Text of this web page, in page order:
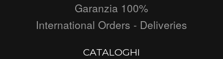
Garanzia 100%
International Orders - Deliveries
CATALOGHI